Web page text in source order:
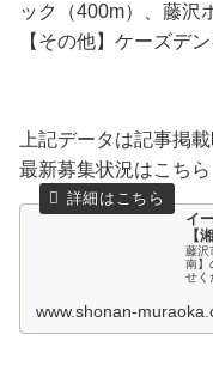
ック（400m）、藤沢
【その他】ケーズデ
上記データは記事掲
最新募集状況はこちら
イ
【
藤沢
南】
せく
www.shonan-